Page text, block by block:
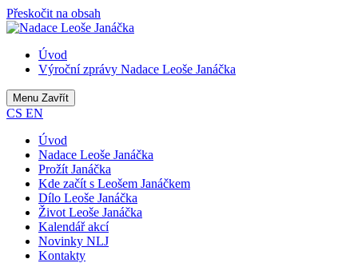
Přeskočit na obsah
Úvod
Výroční zprávy Nadace Leoše Janáčka
Menu Zavřít
CS EN
Úvod
Nadace Leoše Janáčka
Prožít Janáčka
Kde začít s Leošem Janáčkem
Dílo Leoše Janáčka
Život Leoše Janáčka
Kalendář akcí
Novinky NLJ
Kontakty